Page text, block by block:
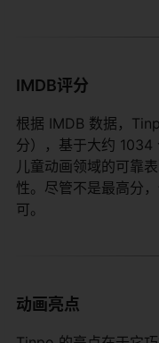
IMDB评分
根据 IMDB 数据，
分），基于大约 1034
儿童动画领域的可靠
性。尽管不是最高分
可。
动画亮点